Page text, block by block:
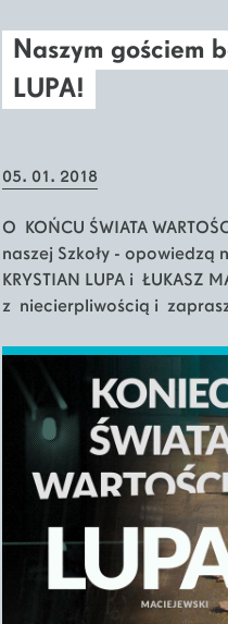
Naszym gościem
LUPA!
05. 01. 2018
O KOŃCU ŚWIATA
naszej Szkoły - opowiedzą
KRYSTIAN LUPA i ŁUKASZ
z niecierpliwością i